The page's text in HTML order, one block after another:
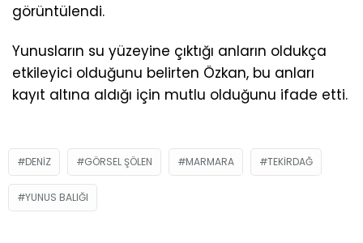
görüntülendi.
Yunusların su yüzeyine çıktığı anların oldukça
etkileyici olduğunu belirten Özkan, bu anları
kayıt altına aldığı için mutlu olduğunu ifade etti.
DENIZ GÖRSEL ŞÖLEN MARMARA TEKIRDAĞ
YUNUS BALIĞI